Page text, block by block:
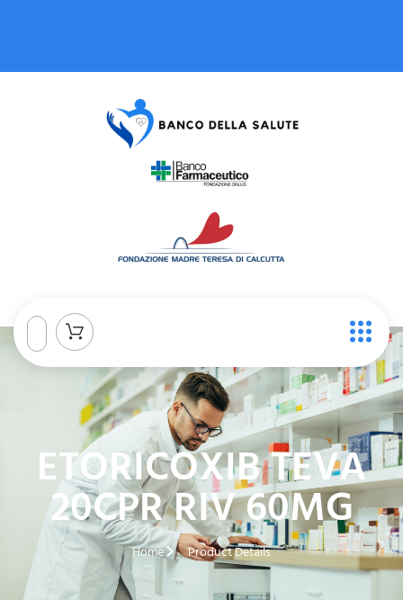
ETORICOXIB TEVA
20CPR RIV 60MG
Home Product Details